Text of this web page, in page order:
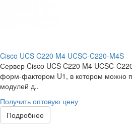
Cisco UCS C220 M4 UCSC-C220-M4S
Сервер Cisco UCS C220 M4 UCSC-
форм-фактором U1, в котором можно
модулей д..
Получить оптовую цену
Подробнее